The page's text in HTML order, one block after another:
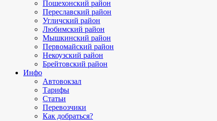
Пошехонский район
Переславский район
Угличский район
Любимский район
Мышкинский район
Первомайский район
Некоузский район
Брейтовский район
Инфо
Автовокзал
Тарифы
Статьи
Перевозчики
Как добраться?